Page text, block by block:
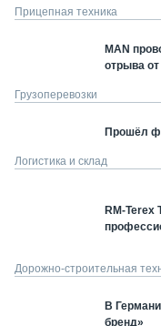
Прицепная техника
MAN
отрыва
Грузоперевозки
Прошёл
Логистика и склад
RM-Terex
Дорожно-строительная
В
бренд»